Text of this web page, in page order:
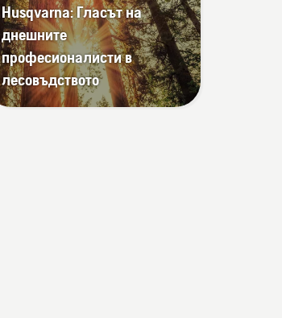
Husqvarna: Гласът на
днешните
професионалисти в
лесовъдството